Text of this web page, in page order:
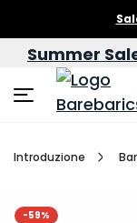
Summer
Introduzione
-59%